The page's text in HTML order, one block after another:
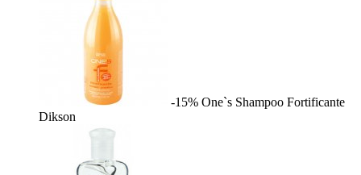
-15% One`s Shampoo Fortificante
Dikson